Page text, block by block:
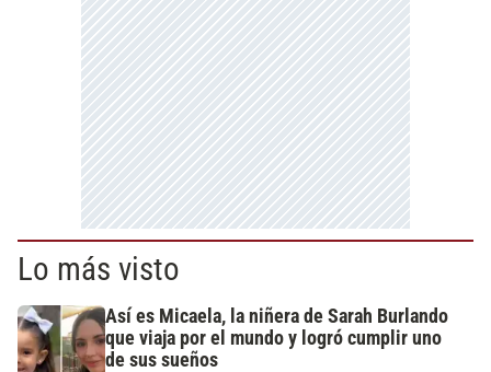
Lo más visto
Así es Micaela, la niñera de Sarah Burlando
que viaja por el mundo y logró cumplir uno
de sus sueños